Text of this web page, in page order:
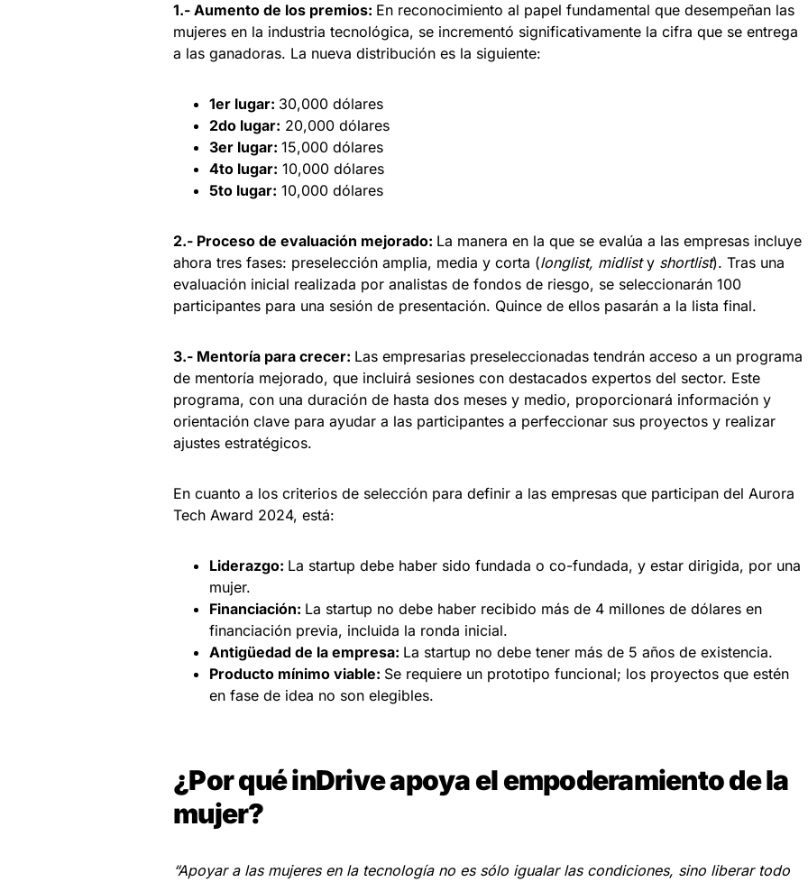
1.- Aumento de los premios: En reconocimiento al papel fundamental que desempeñan las
mujeres en la industria tecnológica, se incrementó significativamente la cifra que se entrega
a las ganadoras. La nueva distribución es la siguiente:
1er lugar: 30,000 dólares
2do lugar: 20,000 dólares
3er lugar: 15,000 dólares
4to lugar: 10,000 dólares
5to lugar: 10,000 dólares ​
2.- Proceso de evaluación mejorado: La manera en la que se evalúa a las empresas incluye
ahora tres fases: preselección amplia, media y corta (longlist, midlisty shortlist). Tras una
evaluación inicial realizada por analistas de fondos de riesgo, se seleccionarán 100
participantes para una sesión de presentación. Quince de ellos pasarán a la lista final. ​
3.- Mentoría para crecer: Las empresarias preseleccionadas tendrán acceso a un programa
de mentoría mejorado, que incluirá sesiones con destacados expertos del sector. Este
programa, con una duración de hasta dos meses y medio, proporcionará información y
orientación clave para ayudar a las participantes a perfeccionar sus proyectos y realizar
ajustes estratégicos.
En cuanto a los criterios de selección para definir a las empresas que participan del Aurora
Tech Award 2024, está:
Liderazgo: La startup debe haber sido fundada o co-fundada, y estar dirigida, por una
mujer.
Financiación: La startup no debe haber recibido más de 4 millones de dólares en
financiación previa, incluida la ronda inicial.
Antigüedad de la empresa: La startup no debe tener más de 5 años de existencia.
Producto mínimo viable: Se requiere un prototipo funcional; los proyectos que estén
en fase de idea no son elegibles.
¿Por qué inDrive apoya el empoderamiento de la
mujer?
“Apoyar a las mujeres en la tecnología no es sólo igualar las condiciones, sino liberar todo